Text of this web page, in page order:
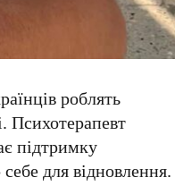
роблять
Психотерапевт
підтримку
для відновлення.